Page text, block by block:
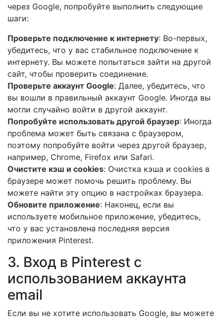
через Google, попробуйте выполнить следующие
шаги:
Проверьте подключение к интернету: Во-первых,
убедитесь, что у вас стабильное подключение к
интернету. Вы можете попытаться зайти на другой
сайт, чтобы проверить соединение.
Проверьте аккаунт Google: Далее, убедитесь, что
вы вошли в правильный аккаунт Google. Иногда вы
могли случайно войти в другой аккаунт.
Попробуйте использовать другой браузер: Иногда
проблема может быть связана с браузером,
поэтому попробуйте войти через другой браузер,
например, Chrome, Firefox или Safari.
Очистите кэш и cookies: Очистка кэша и cookies в
браузере может помочь решить проблему. Вы
можете найти эту опцию в настройках браузера.
Обновите приложение: Наконец, если вы
используете мобильное приложение, убедитесь,
что у вас установлена последняя версия
приложения Pinterest.
3. Вход в Pinterest с
использованием аккаунта
email
Если вы не хотите использовать Google, вы можете